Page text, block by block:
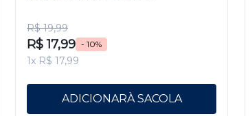
R$ 19,99
R$ 17,99 - 10%
1x R$ 17,99
ADICIONAR